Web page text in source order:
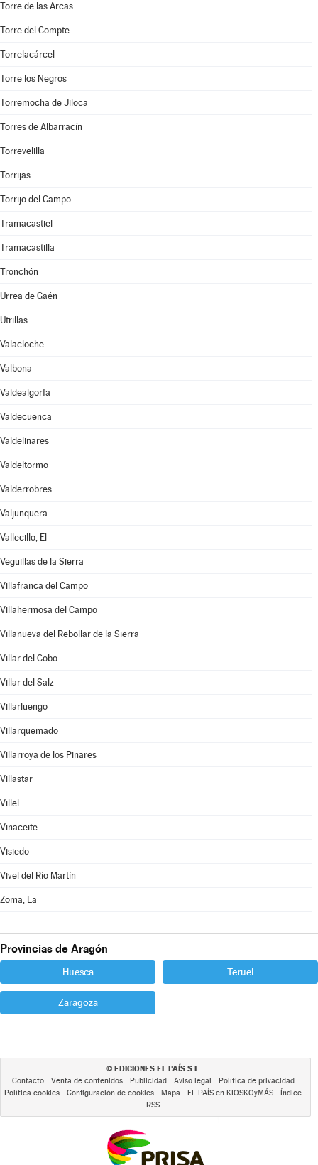
Torre de las Arcas
Torre del Compte
Torrelacárcel
Torre los Negros
Torremocha de Jiloca
Torres de Albarracín
Torrevelilla
Torrijas
Torrijo del Campo
Tramacastiel
Tramacastilla
Tronchón
Urrea de Gaén
Utrillas
Valacloche
Valbona
Valdealgorfa
Valdecuenca
Valdelinares
Valdeltormo
Valderrobres
Valjunquera
Vallecillo, El
Veguillas de la Sierra
Villafranca del Campo
Villahermosa del Campo
Villanueva del Rebollar de la Sierra
Villar del Cobo
Villar del Salz
Villarluengo
Villarquemado
Villarroya de los Pinares
Villastar
Villel
Vinaceite
Visiedo
Vivel del Río Martín
Zoma, La
Provincias de Aragón
Huesca Teruel
Zaragoza
© EDICIONES EL PAÍS S.L.
Contacto Venta de contenidos Publicidad Aviso legal
Política de privacidad
Política cookies
Configuración de cookies Mapa EL PAÍS en KIOSKOyMÁS
Índice
RSS